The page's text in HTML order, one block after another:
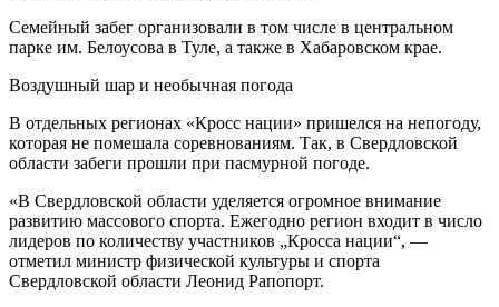
Семейный забег организовали в том числе в центральном
парке им. Белоусова в Туле, а также в Хабаровском крае.
Воздушный шар и необычная погода
В отдельных регионах «Кросс нации» пришелся на непогоду,
которая не помешала соревнованиям. Так, в Свердловской
области забеги прошли при пасмурной погоде.
«В Свердловской области уделяется огромное внимание
развитию массового спорта. Ежегодно регион входит в число
лидеров по количеству участников „Кросса нации“, —
отметил министр физической культуры и спорта
Свердловской области Леонид Рапопорт.